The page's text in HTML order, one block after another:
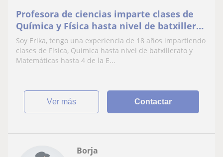
Profesora de ciencias imparte clases de
Química y Física hasta nivel de batxiller
ato y Matematicas hasta 4 Eso
Soy Erika, tengo una experiencia de 18 años impartiendo
clases de Física, Química hasta nivel de batxillerato y
Matemáticas hasta 4 de la E...
ver más Contactar
Borja